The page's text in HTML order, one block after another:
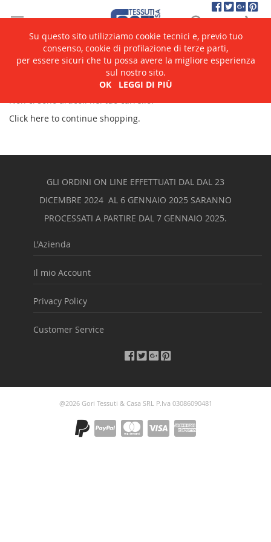
Cerca
contenuto
Non ci sono articoli nel tuo carrello.
Click here to continue shopping.
GLI ORDINI ON LINE EFFETTUATI DAL DAL 23
DICEMBRE 2024 AL 6 GENNAIO 2025 SARANNO
PROCESSATI A PARTIRE DAL 7 GENNAIO 2025.
L'Azienda
Il mio Account
Privacy Policy
Customer Service
@2026 Gori Tessuti & Casa SRL P.Iva 03086090481
Su questo sito utilizziamo cookie tecnici e, previo tuo
consenso, cookie di profilazione di terze parti,
per essere sicuri che tu possa avere la migliore esperienza
sul nostro sito.
OK
LEGGI DI PIÙ